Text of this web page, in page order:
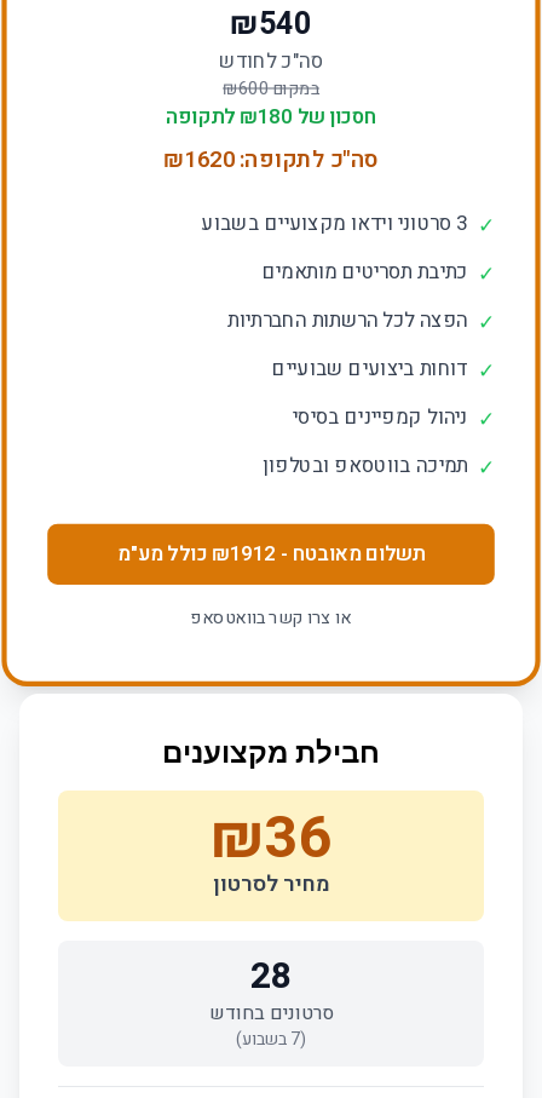
₪540
סה"כ לחודש
במקום ₪600
חסכון של ₪ 180 לתקופה
סה"כ לתקופה: ₪1620
✓ 3 סרטוני וידאו מקצועיים בשבוע
✓ כתיבת תסריטים מותאמים
✓ הפצה לכל הרשתות החברתיות
✓ דוחות ביצועים שבועיים
✓ ניהול קמפיינים בסיסי
✓ תמיכה בווטסאפ ובטלפון
תשלום מאובטח - ₪
1912 כולל מע"מ
או צרו קשר בוואטסאפ
חבילת מקצוענים
₪36
מחיר לסרטון
28
סרטונים בחודש
(
7בשבוע)